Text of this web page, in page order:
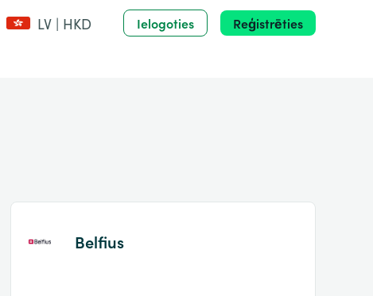
LV | HKD Ielogoties Reģistrēties
Belfius